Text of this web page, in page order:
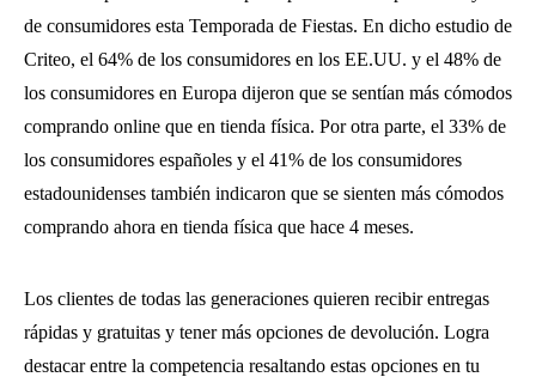
de consumidores esta Temporada de Fiestas. En dicho estudio de
Criteo, el 64% de los consumidores en los EE.UU. y el 48% de
los consumidores en Europa dijeron que se sentían más cómodos
comprando online que en tienda física. Por otra parte, el 33% de
los consumidores españoles y el 41% de los consumidores
estadounidenses también indicaron que se sienten más cómodos
comprando ahora en tienda física que hace 4 meses.
Los clientes de todas las generaciones quieren recibir entregas
rápidas y gratuitas y tener más opciones de devolución. Logra
destacar entre la competencia resaltando estas opciones en tu